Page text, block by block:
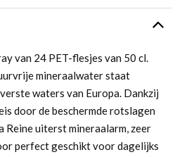
van 24 PET-flesjes van 50 cl.
mineraalwater staat
waters van Europa. Dankzij
door de beschermde rotslagen
Reine uiterst mineraalarm, zeer
perfect geschikt voor dagelijks